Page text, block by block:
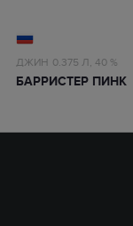
ДЖИН 0.375 Л, 40 %
БАРРИСТЕР ПИНК